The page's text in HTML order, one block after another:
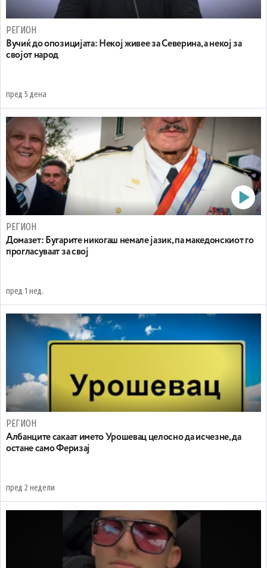
РЕГИОН
Вучиќ до опозицијата: Некој живее за Северина, а некој за
својот народ
пред 5 дена
РЕГИОН
Домазет: Бугарите никогаш немале јазик, па македонскиот го
прогласуваат за свој
пред 1 нед.
РЕГИОН
Aлбанците сакаат името Урошевац целосно да исчезне, да
остане само Феризај
пред 2 недели